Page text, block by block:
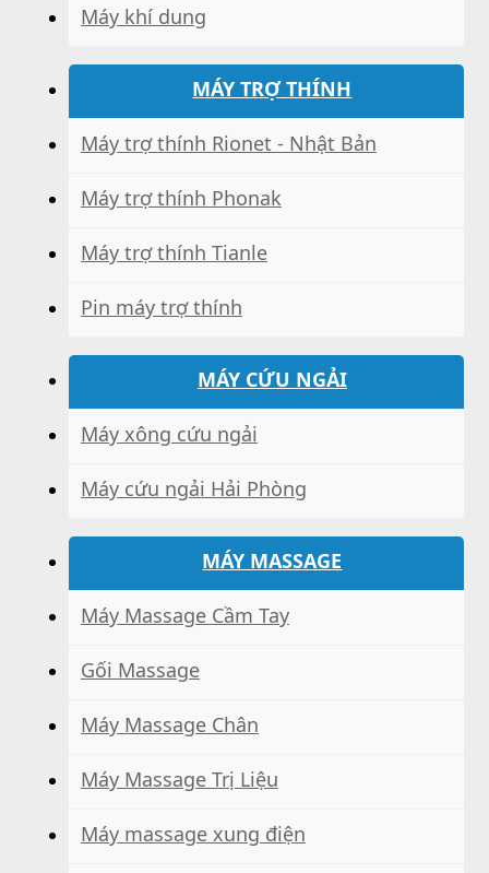
Máy khí dung
MÁY TRỢ THÍNH
Máy trợ thính Rionet - Nhật Bản
Máy trợ thính Phonak
Máy trợ thính Tianle
Pin máy trợ thính
MÁY CỨU NGẢI
Máy xông cứu ngải
Máy cứu ngải Hải Phòng
MÁY MASSAGE
Máy Massage Cầm Tay
Gối Massage
Máy Massage Chân
Máy Massage Trị Liệu
Máy massage xung điện